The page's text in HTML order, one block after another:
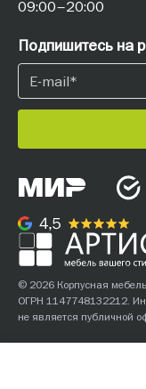
09:00–20:00
Подпишитесь на
© 2026 Корпусная
ОГРН 1147748132212.
не является публичной